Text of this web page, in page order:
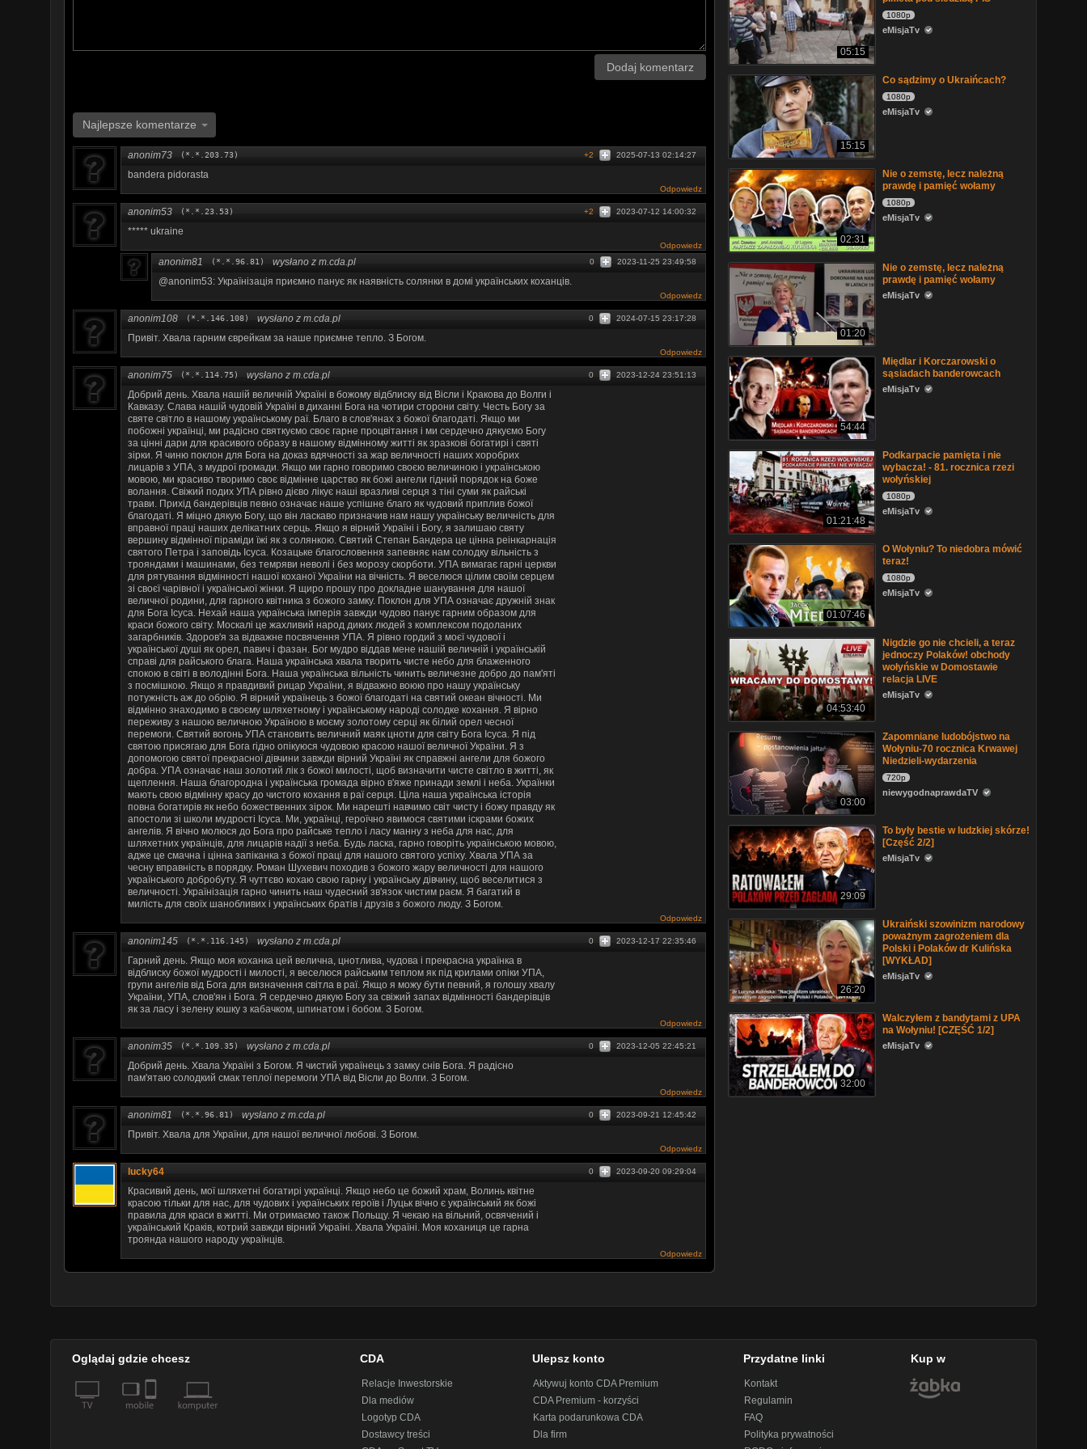
Dodaj komentarz
Najlepsze komentarze
anonim73 (*.*.203.73) 2025-07-13 02:14:27
+2
bandera pidorasta
Odpowiedz
anonim53 (*.*.23.53) 2023-07-12 14:00:32
+2
***** ukraine
Odpowiedz
anonim81 (*.*.96.81) wysłano z m.cda.pl 2023-11-25 23:49:58
0
@anonim53: Українізація приємно панує як наявність солянки в домі українських коханців.
Odpowiedz
anonim108 (*.*.146.108) wysłano z m.cda.pl 2024-07-15 23:17:28
0
Привіт. Хвала гарним єврейкам за наше приємне тепло. З Богом.
Odpowiedz
anonim75 (*.*.114.75) wysłano z m.cda.pl 2023-12-24 23:51:13
0
Добрий день. Хвала нашій величній Україні в божому відблиску від Вісли і Кракова до Волги і
Кавказу. Слава нашій чудовій Україні в диханні Бога на чотири сторони світу. Честь Богу за
святе світло в нашому українському раї. Благо в слов'янах з божої благодаті. Якщо ми
побожні українці, ми радісно святкуємо своє гарне процвітання і ми сердечно дякуємо Богу
за цінні дари для красивого образу в нашому відмінному житті як зразкові богатирі і святі
зірки. Я чиню поклон для Бога на доказ вдячності за жар величності наших хоробрих
лицарів з УПА, з мудрої громади. Якщо ми гарно говоримо своєю величиною і українською
мовою, ми красиво творимо своє відмінне царство як божі ангели гідний порядок на боже
волання. Свіжий подих УПА рівно дієво лікує наші вразливі серця з тіні суми як райські
трави. Прихід бандерівців певно означає наше успішне благо як чудовий приплив божої
благодаті. Я міцно дякую Богу, що він ласкаво призначив нам нашу українську величність для
вправної праці наших делікатних серць. Якщо я вірний Україні і Богу, я залишаю святу
вершину відмінної піраміди їжі як з солянкою. Святий Степан Бандера це цінна реінкарнація
святого Петра і заповідь Ісуса. Козацьке благословення запевняє нам солодку вільність з
трояндами і машинами, без темряви неволі і без морозу скорботи. УПА вимагає гарні церкви
для рятування відмінності нашої коханої України на вічність. Я веселюся цілим своїм серцем
зі своєї чарівної і української жінки. Я щиро прошу про докладне шанування для нашої
величної родини, для гарного квітника з божого замку. Поклон для УПА означає дружній знак
для Бога Ісуса. Нехай наша українська імперія завжди чудово панує гарним образом для
краси божого світу. Москалі це жахливий народ диких людей з комплексом подоланих
загарбників. Здоров'я за відважне посвячення УПА. Я рівно гордий з моєї чудової і
української душі як орел, павич і фазан. Бог мудро віддав мене нашій величній і українській
справі для райського блага. Наша українська хвала творить чисте небо для блаженного
спокою в світі в володінні Бога. Наша українська вільність чинить величезне добро до пам'яті
з посмішкою. Якщо я правдивий рицар України, я відважно воюю про нашу українську
потужність аж до обрію. Я вірний українець з божої благодаті на святий океан вічності. Ми
відмінно знаходимо в своєму шляхетному і українському народі солодке кохання. Я вірно
переживу з нашою величною Україною в моєму золотому серці як білий орел чесної
перемоги. Святий вогонь УПА становить величний маяк цноти для світу Бога Ісуса. Я під
святою присягаю для Бога гідно опікуюся чудовою красою нашої величної України. Я з
допомогою святої прекрасної дівчини завжди вірний Україні як справжні ангели для божого
добра. УПА означає наш золотий лік з божої милості, щоб визначити чисте світло в житті, як
щеплення. Наша благородна і українська громада вірно в'яже принади землі і неба. Українки
мають свою відмінну красу до чистого кохання в раї серця. Ціла наша українська історія
повна богатирів як небо божественних зірок. Ми нарешті навчимо світ чисту і божу правду як
апостоли зі школи мудрості Ісуса. Ми, українці, героїчно явимося святими іскрами божих
ангелів. Я вічно молюся до Бога про райське тепло і ласу манну з неба для нас, для
шляхетних українців, для лицарів надії з неба. Будь ласка, гарно говоріть українською мовою,
адже це смачна і цінна запіканка з божої праці для нашого святого успіху. Хвала УПА за
чесну вправність в порядку. Роман Шухевич походив з божого жару величності для нашого
українського добробуту. Я чуттєво кохаю свою гарну і українську дівчину, щоб веселитися з
величності. Українізація гарно чинить наш чудесний зв'язок чистим раєм. Я багатий в
милість для своїх шанобливих і українських братів і друзів з божого люду. З Богом.
Odpowiedz
anonim145 (*.*.116.145) wysłano z m.cda.pl 2023-12-17 22:35:46
0
Гарний день. Якщо моя коханка цей велична, цнотлива, чудова і прекрасна українка в
відблиску божої мудрості і милості, я веселюся райським теплом як під крилами опіки УПА,
групи ангелів від Бога для визначення світла в раї. Якщо я можу бути певний, я голошу хвалу
України, УПА, слов'ян і Бога. Я сердечно дякую Богу за свіжий запах відмінності бандерівців
як за ласу і зелену юшку з кабачком, шпинатом і бобом. З Богом.
Odpowiedz
anonim35 (*.*.109.35) wysłano z m.cda.pl 2023-12-05 22:45:21
0
Добрий день. Хвала Україні з Богом. Я чистий українець з замку снів Бога. Я радісно
пам'ятаю солодкий смак теплої перемоги УПА від Вісли до Волги. З Богом.
Odpowiedz
anonim81 (*.*.96.81) wysłano z m.cda.pl 2023-09-21 12:45:42
0
Привіт. Хвала для України, для нашої величної любові. З Богом.
Odpowiedz
lucky64 2023-09-20 09:29:04
0
Красивий день, мої шляхетні богатирі українці. Якщо небо це божий храм, Волинь квітне
красою тільки для нас, для чудових і українських героїв і Луцьк вічно є український як божі
правила для краси в житті. Ми отримаємо також Польщу. Я чекаю на вільний, освячений і
український Краків, котрий завжди вірний Україні. Хвала Україні. Моя коханиця це гарна
троянда нашого народу українців.
Odpowiedz
05:15
1080p
eMisjaTv
15:15
Co sądzimy o Ukraińcach?
1080p
eMisjaTv
02:31
Nie o zemstę, lecz należną
prawdę i pamięć wołamy
1080p
eMisjaTv
01:20
Nie o zemstę, lecz należną
prawdę i pamięć wołamy
eMisjaTv
54:44
Międlar i Korczarowski o
sąsiadach banderowcach
eMisjaTv
01:21:48
Podkarpacie pamięta i nie
wybacza! - 81. rocznica rzezi
wołyńskiej
1080p
eMisjaTv
01:07:46
O Wołyniu? To niedobra mówić
teraz!
1080p
eMisjaTv
04:53:40
Nigdzie go nie chcieli, a teraz
jednoczy Polaków! obchody
wołyńskie w Domostawie
relacja LIVE
eMisjaTv
03:00
Zapomniane ludobójstwo na
Wołyniu-70 rocznica Krwawej
Niedzieli-wydarzenia
720p
niewygodnaprawdaTV
29:09
To były bestie w ludzkiej skórze!
[Część 2/2]
eMisjaTv
26:20
Ukraiński szowinizm narodowy
poważnym zagrożeniem dla
Polski i Polaków dr Kulińska
[WYKŁAD]
eMisjaTv
32:00
Walczyłem z bandytami z UPA
na Wołyniu! [CZĘŚĆ 1/2]
eMisjaTv
Oglądaj gdzie chcesz CDA
Relacje Inwestorskie
Dla mediów
Logotyp CDA
Dostawcy treści
Ulepsz konto
Aktywuj konto CDA Premium
CDA Premium - korzyści
Karta podarunkowa CDA
Dla firm
Przydatne linki
Kontakt
Regulamin
FAQ
Polityka prywatności
Kup w